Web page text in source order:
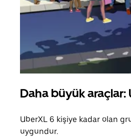
Daha büyük araçlar:
UberXL 6 kişiye kadar olan
uygundur.